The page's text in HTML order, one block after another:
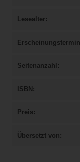
Lesealter
Erscheinungstermin
Seitenanzahl
ISBN
Preis
Übersetzt von